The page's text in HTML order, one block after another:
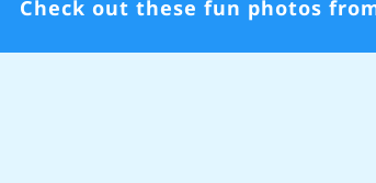
Check out these fun photos